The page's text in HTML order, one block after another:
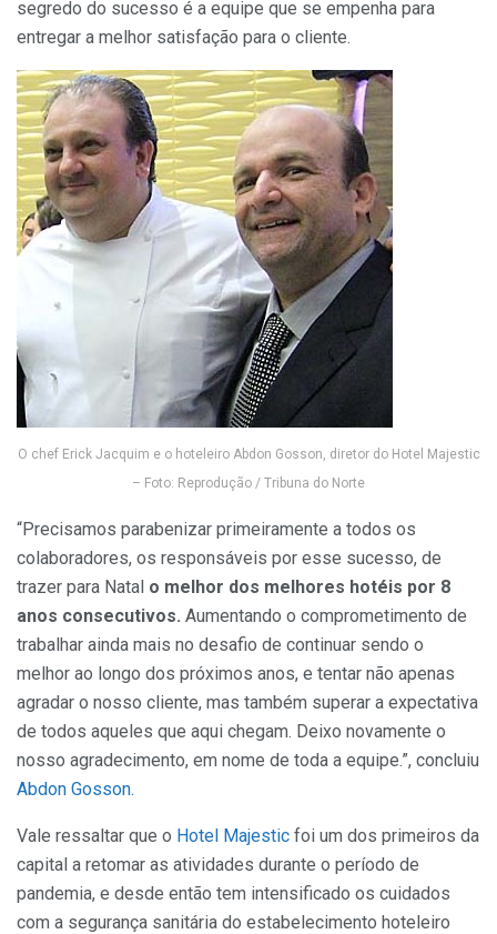
segredo do sucesso é a equipe que se empenha para
entregar a melhor satisfação para o cliente.
O chef Erick Jacquim e o hoteleiro Abdon Gosson, diretor do Hotel Majestic
– Foto: Reprodução / Tribuna do Norte
“Precisamos parabenizar primeiramente a todos os
colaboradores, os responsáveis por esse sucesso, de
trazer para Natal o melhor dos melhores hotéis por 8
anos consecutivos. Aumentando o comprometimento de
trabalhar ainda mais no desafio de continuar sendo o
melhor ao longo dos próximos anos, e tentar não apenas
agradar o nosso cliente, mas também superar a expectativa
de todos aqueles que aqui chegam. Deixo novamente o
nosso agradecimento, em nome de toda a equipe.”, concluiu
Abdon Gosson.
Vale ressaltar que o Hotel Majestic foi um dos primeiros da
capital a retomar as atividades durante o período de
pandemia, e desde então tem intensificado os cuidados
com a segurança sanitária do estabelecimento hoteleiro